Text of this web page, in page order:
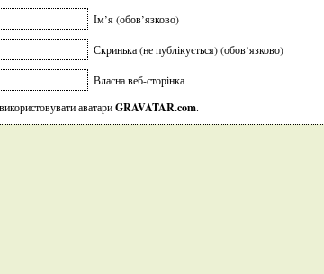
Ім’я (обов’язково)
Скринька (не публікується) (обов’язково)
Власна веб-сторінка
аватариGRAVATAR.com.